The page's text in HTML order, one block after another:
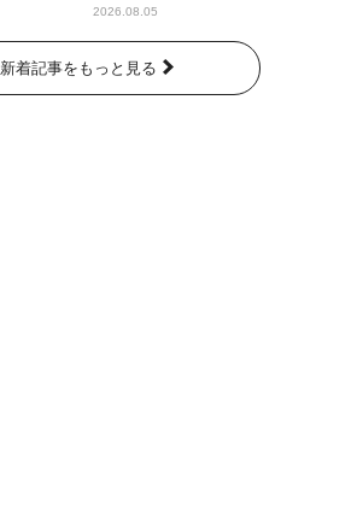
わりパーソナリティ
2026.08.05
新着記事をもっと見る